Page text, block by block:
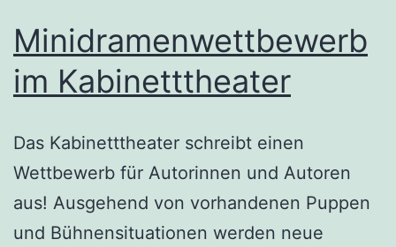
Minidramenwettbewerb
im Kabinetttheater
Das Kabinetttheater schreibt einen
Wettbewerb für Autorinnen und Autoren
aus! Ausgehend von vorhandenen Puppen
und Bühnensituationen werden neue